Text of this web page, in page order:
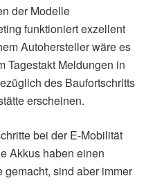
der Modelle
funktioniert exzellent
Autohersteller wäre es
Tagestakt Meldungen in
des Baufortschritts
erscheinen.
bei der E-Mobilität
Akkus haben einen
sind aber immer